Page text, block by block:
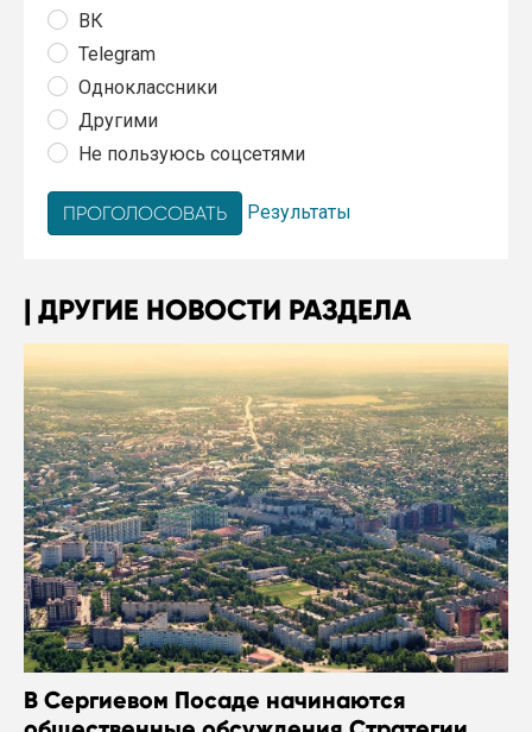
ВК
Telegram
Одноклассники
Другими
Не пользуюсь соцсетями
Результаты
ДРУГИЕ НОВОСТИ РАЗДЕЛА
В Сергиевом Посаде начинаются